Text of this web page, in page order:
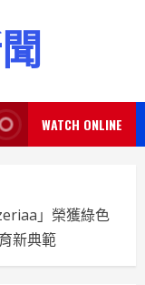
WATCH ONLINE
」榮獲綠色
新典範